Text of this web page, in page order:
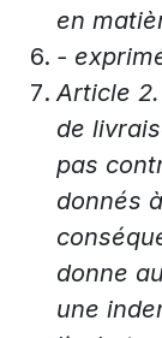
en
-
Article
de
pas
donnés
donne
une